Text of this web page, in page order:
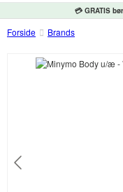
💳 GRATIS
Forside Brands